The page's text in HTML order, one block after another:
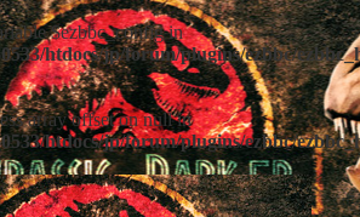
$ezbbc_config in
htdocs/jp/forum/plugins/ezbbc/
array offset on null in
htdocs/jp/forum/plugins/ezbbc/